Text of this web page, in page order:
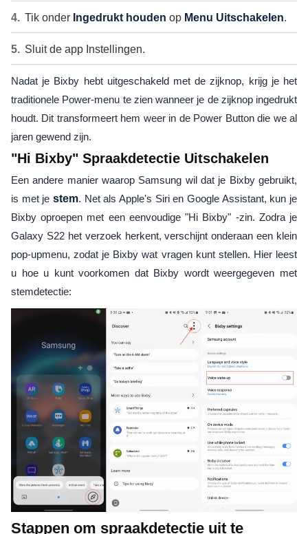
Tik onder Ingedrukt houden op Menu Uitschakelen.
Sluit de app Instellingen.
Nadat je Bixby hebt uitgeschakeld met de zijknop, krijg je het
traditionele Power-menu te zien wanneer je de zijknop ingedrukt
houdt. Dit transformeert hem weer in de Power Button die we al
jaren gewend zijn.
"Hi Bixby" Spraakdetectie Uitschakelen
Een andere manier waarop Samsung wil dat je Bixby gebruikt,
is met je stem. Net als Apple's Siri en Google Assistant, kun je
Bixby oproepen met een eenvoudige "Hi Bixby" -zin. Zodra je
Galaxy S22 het verzoek herkent, verschijnt onderaan een klein
pop-upmenu, zodat je Bixby wat vragen kunt stellen. Hier leest
u hoe u kunt voorkomen dat Bixby wordt weergegeven met
stemdetectie:
Stappen om spraakdetectie uit te